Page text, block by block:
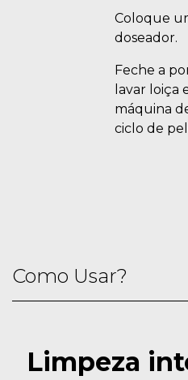
Coloque
doseador.
Feche a
lavar loiça
máquina
ciclo de
Como Usar?
Limpeza